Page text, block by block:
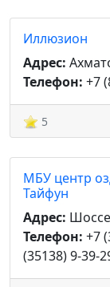
Иллюзион
Адрес:
Телефон: +7
5
МБУ центр
Тайфун
Адрес:
Телефон: +7
(35138) 9-39-